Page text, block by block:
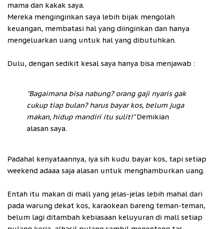
mama dan kakak saya.
Mereka menginginkan saya lebih bijak mengolah
keuangan, membatasi hal yang diinginkan dan hanya
mengeluarkan uang untuk hal yang dibutuhkan.
Dulu, dengan sedikit kesal saya hanya bisa menjawab :
"Bagaimana bisa nabung? orang gaji nyaris gak
cukup tiap bulan? harus bayar kos, belum juga
makan, hidup mandiri itu sulit!"Demikian
alasan saya.
Padahal kenyataannya, iya sih kudu bayar kos, tapi setiap
weekend adaaa saja alasan untuk menghamburkan uang.
Entah itu makan di mall yang jelas-jelas lebih mahal dari
pada warung dekat kos, karaokean bareng teman-teman,
belum lagi ditambah kebiasaan keluyuran di mall setiap